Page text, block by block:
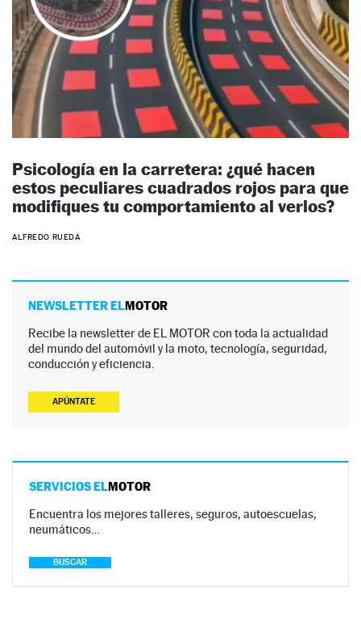
Psicología en la carretera: ¿qué hacen
estos peculiares cuadrados rojos para que
modifiques tu comportamiento al verlos?
ALFREDO RUEDA
NEWSLETTER ELMOTOR
Recibe la newsletter de EL MOTOR con toda la actualidad
del mundo del automóvil y la moto, tecnología, seguridad,
conducción y eficiencia.
APÚNTATE
SERVICIOS ELMOTOR
Encuentra los mejores talleres, seguros, autoescuelas,
neumáticos…
BUSCAR